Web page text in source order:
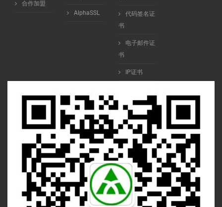
合作加盟
AlphaSSL
代码签名证
书
电子邮件证
书
IP证书